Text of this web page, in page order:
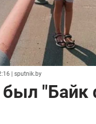
| sputnik.by
"Байк